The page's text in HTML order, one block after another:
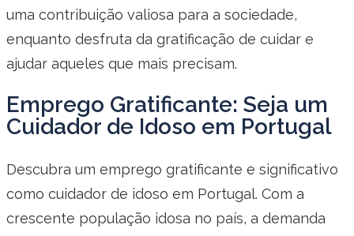
uma contribuição valiosa para a sociedade,
enquanto desfruta da gratificação de cuidar e
ajudar aqueles que mais precisam.
Emprego Gratificante: Seja um
Cuidador de Idoso em Portugal
Descubra um emprego gratificante e significativo
como cuidador de idoso em Portugal. Com a
crescente população idosa no país, a demanda